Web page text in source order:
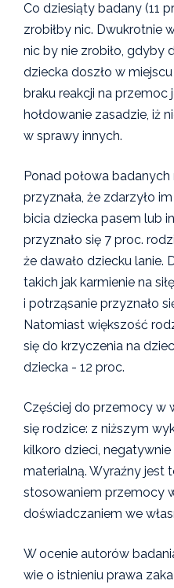
Co dziesiąty badany (11
zrobiłby nic. Dwukrotnie
nic by nie zrobiło, gdyby
dziecka doszło w
braku reakcji na przemoc
hołdowanie zasadzie, iż
w sprawy innych.
Ponad połowa
przyznała, że zdarzyło
bicia dziecka pasem lub
przyznało się 7 proc.
że dawało dziecku lanie.
takich jak karmienie na
i potrząsanie przyznało
Natomiast większość
się do krzyczenia na
dziecka - 12 proc.
Częściej do przemocy w
się rodzice: z niższym
kilkoro dzieci, negatywnie
materialną. Wyraźny jest
stosowaniem przemocy
doświadczaniem we
W ocenie autorów
wie o istnieniu prawa